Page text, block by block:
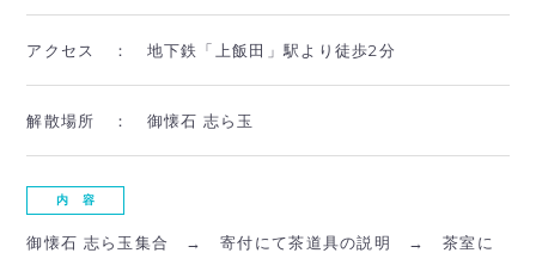
アクセス ： 地下鉄「上飯田」駅より徒歩2分
解散場所 ： 御懐石 志ら玉
内 容
御懐石 志ら玉集合 → 寄付にて茶道具の説明 → 茶室に